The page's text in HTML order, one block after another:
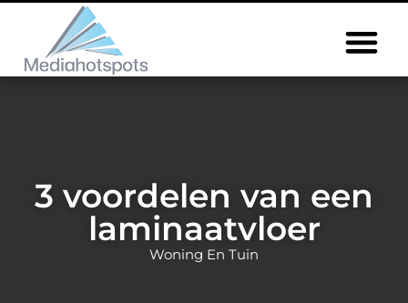
3 voordelen van een
laminaatvloer
Woning En Tuin